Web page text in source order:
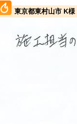
東京都東村山市 K様